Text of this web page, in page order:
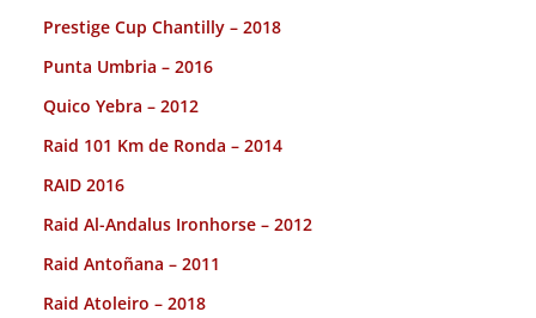
Prestige Cup Chantilly – 2018
Punta Umbria – 2016
Quico Yebra – 2012
Raid 101 Km de Ronda – 2014
RAID 2016
Raid Al-Andalus Ironhorse – 2012
Raid Antoñana – 2011
Raid Atoleiro – 2018